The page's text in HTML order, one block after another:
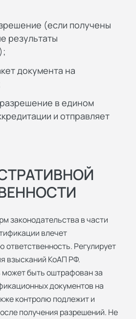
(если получены
результаты
документа на
в едином
и отправляет
законодательства в части
влечет
ответственность. Регулирует
взысканий КоАП РФ.
быть оштрафован за
документов на
контролю подлежит и
получения разрешений. Не